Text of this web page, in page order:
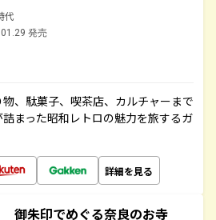
代
発売
、駄菓子、喫茶店、カルチャーまで
まった昭和レトロの魅力を旅するガ
詳細を見る
御朱印でめぐる奈良のお寺